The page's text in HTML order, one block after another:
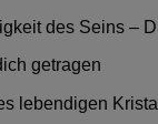
des Seins –
getragen
lebendigen